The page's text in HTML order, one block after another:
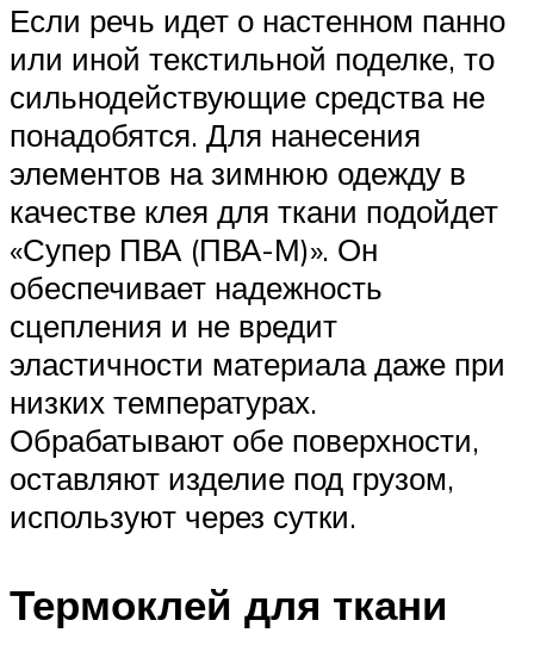
Если речь идет о настенном панно
или иной текстильной поделке, то
сильнодействующие средства не
понадобятся. Для нанесения
элементов на зимнюю одежду в
качестве клея для ткани подойдет
«Супер ПВА (ПВА-М)». Он
обеспечивает надежность
сцепления и не вредит
эластичности материала даже при
низких температурах.
Обрабатывают обе поверхности,
оставляют изделие под грузом,
используют через сутки.
Термоклей для ткани